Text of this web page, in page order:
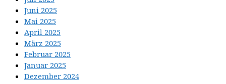
Juni 2025
Mai 2025
April 2025
März 2025
Februar 2025
Januar 2025
Dezember 2024